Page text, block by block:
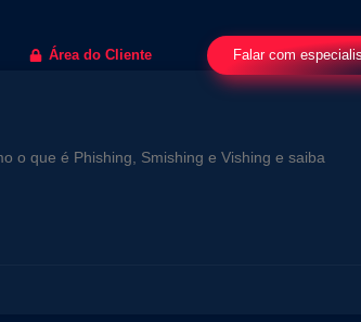
Área do Cliente Falar com
o que é Phishing, Smishing e Vishing e saiba